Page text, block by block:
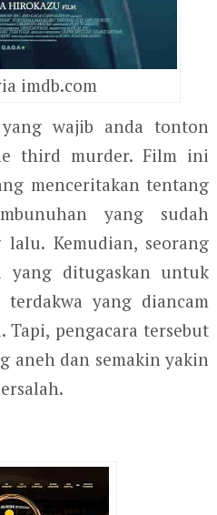
imdb.com
yang wajib anda tonton
third murder. Film ini
menceritakan tentang
yang sudah
Kemudian, seorang
yang ditugaskan untuk
yang diancam
pengacara tersebut
aneh dan semakin yakin